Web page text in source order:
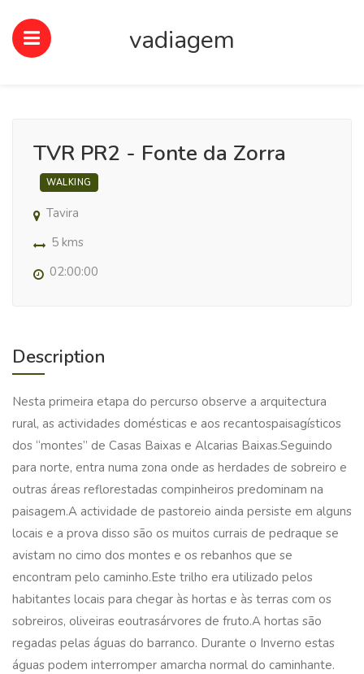
vadiagem
TVR PR2 - Fonte da Zorra
WALKING
Tavira
5 kms
02:00:00
Description
Nesta primeira etapa do percurso observe a arquitectura
rural, as actividades domésticas e aos recantospaisagísticos
dos “montes” de Casas Baixas e Alcarias Baixas.Seguindo
para norte, entra numa zona onde as herdades de sobreiro e
outras áreas reflorestadas compinheiros predominam na
paisagem.A actividade de pastoreio ainda persiste em alguns
locais e a prova disso são os muitos currais de pedraque se
avistam no cimo dos montes e os rebanhos que se
encontram pelo caminho.Este trilho era utilizado pelos
habitantes locais para chegar às hortas e às terras com os
sobreiros, oliveiras eoutrasárvores de fruto.A hortas são
regadas pelas águas do barranco. Durante o Inverno estas
águas podem interromper amarcha normal do caminhante.